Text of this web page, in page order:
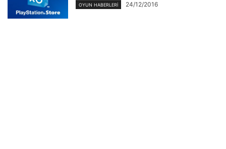
OYUN HABERLERI 24/12/2016